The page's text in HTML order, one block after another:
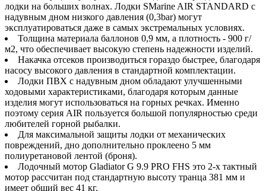
лодки на больших волнах. Лодки SMarine AIR STANDARD с
надувным дном низкого давления (0,3bar) могут
эксплуатироваться даже в самых экстремальных условиях.
Толщина материала баллонов 0,9 мм, а плотность - 900 г/
м2, что обеспечивает высокую степень надежности изделий.
Накачка отсеков производиться гораздо быстрее, благодаря
насосу высокого давления в стандартной комплектации.
Лодки ПВХ с надувным дном обладают улучшенными
ходовыми характеристиками, благодаря которым данные
изделия могут использоваться на горных речках. Именно
поэтому серия AIR пользуется большой популярностью среди
любителей горной рыбалки.
Для максимальной защиты лодки от механических
повреждений, дно дополнительно проклеено 5 мм
полиуретановой лентой (броня).
Лодочный мотор Gladiator G 9.9 PRO FHS это 2-x тактный
мотор рассчитан под стандартную высоту транца 381 мм и
имеет общий вес 41 кг.